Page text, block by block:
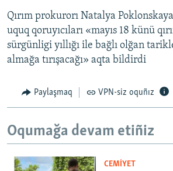
Qırım prokurorı Natalya
uquq qoruyıcıları «mayıs 18 künü
sürgünligi yıllığı ile bağlı olğan
almağa tırışacağı» aqta bildirdi
Paylaşmaq VPN-siz oquñız
Oqumağa devam etiñiz
CEMİYET